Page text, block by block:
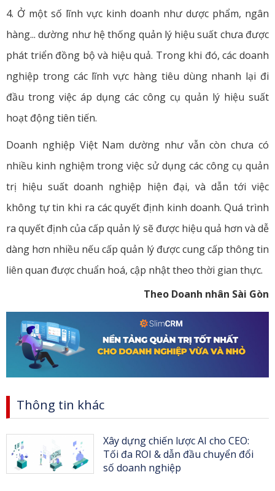
4. Ở một số lĩnh vực kinh doanh như dược phẩm, ngân
hàng... dường như hệ thống quản lý hiệu suất chưa được
phát triển đồng bộ và hiệu quả. Trong khi đó, các doanh
nghiệp trong các lĩnh vực hàng tiêu dùng nhanh lại đi
đầu trong việc áp dụng các công cụ quản lý hiệu suất
hoạt động tiên tiến.
Doanh nghiệp Việt Nam dường như vẫn còn chưa có
nhiều kinh nghiệm trong việc sử dụng các công cụ quản
trị hiệu suất doanh nghiệp hiện đại, và dẫn tới việc
không tự tin khi ra các quyết định kinh doanh. Quá trình
ra quyết định của cấp quản lý sẽ được hiệu quả hơn và dễ
dàng hơn nhiều nếu cấp quản lý được cung cấp thông tin
liên quan được chuẩn hoá, cập nhật theo thời gian thực.
Theo Doanh nhân Sài Gòn
Thông tin khác
Xây dựng chiến lược AI cho CEO:
Tối đa ROI & dẫn đầu chuyển đổi
số doanh nghiệp